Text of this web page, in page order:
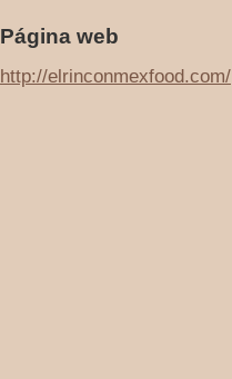
Página web
http://elrinconmexfood.com/